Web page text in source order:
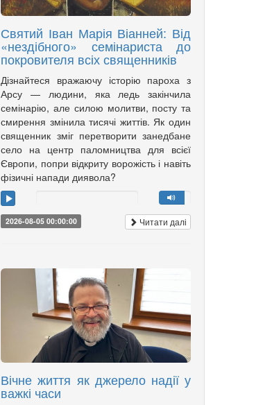
Святий Іван Марія Віанней: Від
«нездібного» семінариста до
покровителя всіх священників
Дізнайтеся вражаючу історію пароха з
Арсу — людини, яка ледь закінчила
семінарію, але силою молитви, посту та
смирення змінила тисячі життів. Як один
священник зміг перетворити занедбане
село на центр паломництва для всієї
Європи, попри відкриту ворожість і навіть
фізичні напади диявола?
2026-08-05 00:00:00 Читати далі
Вічне життя як джерело надії у
важкі часи